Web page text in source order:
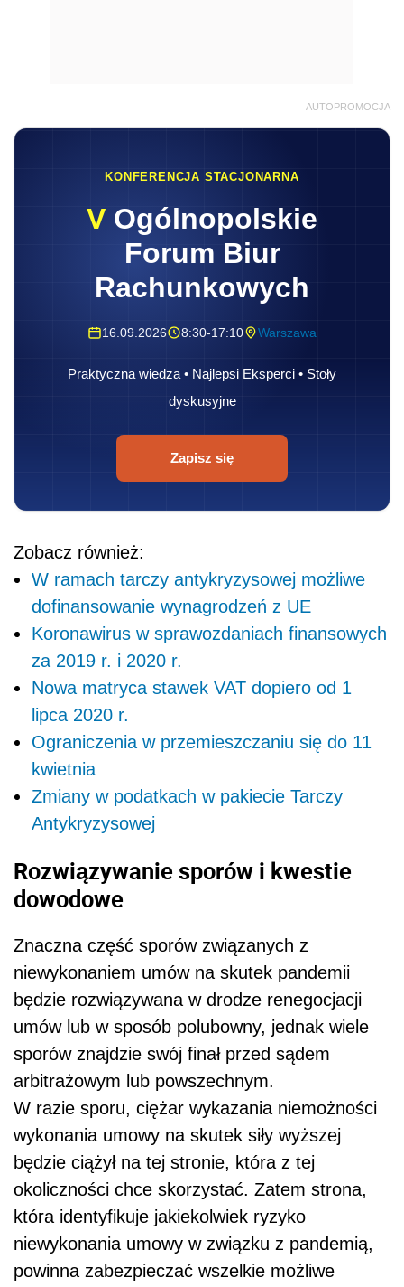
AUTOPROMOCJA
KONFERENCJA STACJONARNA
V Ogólnopolskie
Forum Biur
Rachunkowych
16.09.2026 8:30-17:10 Warszawa
Praktyczna wiedza • Najlepsi Eksperci • Stoły
dyskusyjne
Zapisz się
Zobacz również:
W ramach tarczy antykryzysowej możliwe
dofinansowanie wynagrodzeń z UE
Koronawirus w sprawozdaniach finansowych
za 2019 r. i 2020 r.
Nowa matryca stawek VAT dopiero od 1
lipca 2020 r.
Ograniczenia w przemieszczaniu się do 11
kwietnia
Zmiany w podatkach w pakiecie Tarczy
Antykryzysowej
Rozwiązywanie sporów i kwestie
dowodowe
Znaczna część sporów związanych z
niewykonaniem umów na skutek pandemii
będzie rozwiązywana w drodze renegocjacji
umów lub w sposób polubowny, jednak wiele
sporów znajdzie swój finał przed sądem
arbitrażowym lub powszechnym.
W razie sporu, ciężar wykazania niemożności
wykonania umowy na skutek siły wyższej
będzie ciążył na tej stronie, która z tej
okoliczności chce skorzystać. Zatem strona,
która identyfikuje jakiekolwiek ryzyko
niewykonania umowy w związku z pandemią,
powinna zabezpieczać wszelkie możliwe